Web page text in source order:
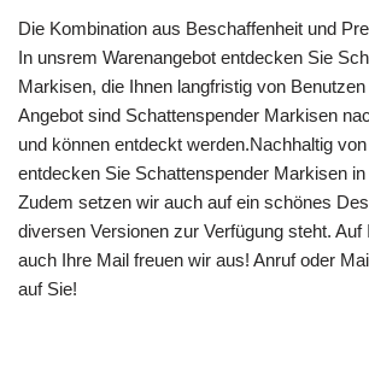
Die Kombination aus Beschaffenheit und
In unsrem Warenangebot entdecken Sie
Markisen, die Ihnen langfristig von
Angebot sind Schattenspender Markisen
und können entdeckt werden.Nachhaltig
entdecken Sie Schattenspender Markisen
Zudem setzen wir auch auf ein schönes
diversen Versionen zur Verfügung steht. Auf
auch Ihre Mail freuen wir aus! Anruf oder
auf Sie!